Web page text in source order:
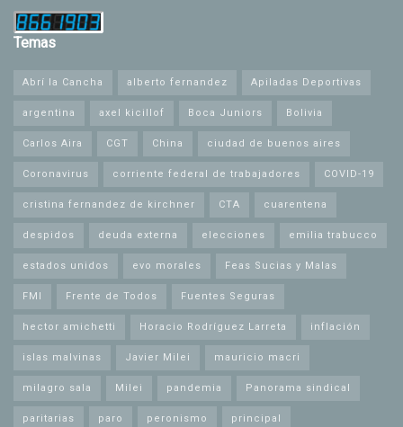
Temas
Abrí la Cancha alberto fernandez Apiladas Deportivas
argentina axel kicillof Boca Juniors Bolivia
Carlos Aira CGT China ciudad de buenos aires
Coronavirus corriente federal de trabajadores COVID-19
cristina fernandez de kirchner CTA cuarentena
despidos deuda externa elecciones emilia trabucco
estados unidos evo morales Feas Sucias y Malas
FMI Frente de Todos Fuentes Seguras
hector amichetti Horacio Rodríguez Larreta inflación
islas malvinas Javier Milei mauricio macri
milagro sala Milei pandemia Panorama sindical
paritarias paro peronismo principal